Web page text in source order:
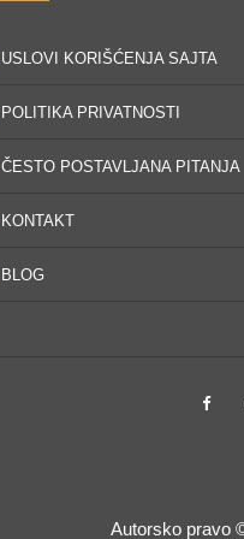
USLOVI KORIŠĆENJA SAJTA
POLITIKA PRIVATNOSTI
ČESTO POSTAVLJANA PITANJA
KONTAKT
BLOG
Autorsko pravo